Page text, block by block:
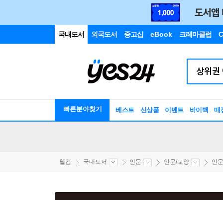
국내도서 외국도서 중고샵 eBook 크레마클럽
빠른분야찾기 베스트 신상품 이벤트 바이백 매
웰컴 국내도서 인문 인문/교양 인